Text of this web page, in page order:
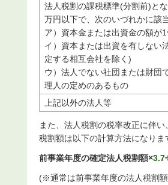
法人税割の課税標準(分割前)と
万円以下で、次のいづれかに該
ア）資本金または出資金の額が
イ）資本または出資を有しない
定する相互会社を除く)
ウ）法人でない社団または財団
理人の定めのあるもの
上記以外の法人等
また、法人税割の税率改正に伴
税割額は以下の計算方法になりま
前事業年度の確定法人税割額×3.7
(※通常は前事業年度の法人税割